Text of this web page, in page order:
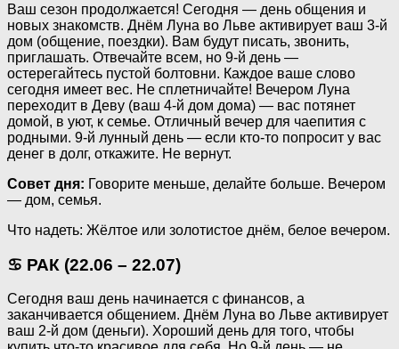
Ваш сезон продолжается! Сегодня — день общения и
новых знакомств. Днём Луна во Льве активирует ваш 3-й
дом (общение, поездки). Вам будут писать, звонить,
приглашать. Отвечайте всем, но 9-й день —
остерегайтесь пустой болтовни. Каждое ваше слово
сегодня имеет вес. Не сплетничайте! Вечером Луна
переходит в Деву (ваш 4-й дом дома) — вас потянет
домой, в уют, к семье. Отличный вечер для чаепития с
родными. 9-й лунный день — если кто-то попросит у вас
денег в долг, откажите. Не вернут.
Совет дня: Говорите меньше, делайте больше. Вечером
— дом, семья.
Что надеть: Жёлтое или золотистое днём, белое вечером.
♋ РАК (22.06 – 22.07)
Сегодня ваш день начинается с финансов, а
заканчивается общением. Днём Луна во Льве активирует
ваш 2-й дом (деньги). Хороший день для того, чтобы